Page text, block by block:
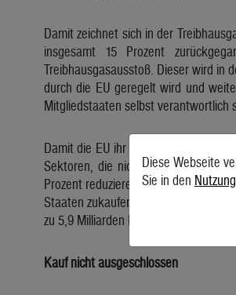
Damit zeichnet sich in der
insgesamt 15 Prozent
Treibhausgasausstoß. Dieser wird in
durch die EU geregelt wird und
Mitgliedstaaten selbst verantwortlich
Damit die EU ihr Klimaziel erreichen
Sektoren, die nicht vom
Prozent reduzieren. Schafft die
Staaten zukaufen, die ihre Ziele
zu 5,9 Milliarden Euro kosten.
Kauf nicht ausgeschlossen
Diese Webseite
Sie in den